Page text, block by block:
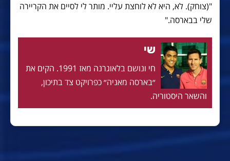
"(צוחק). לא, היא לא לוחצת עליי. מותר לי לסיים את הקריירה
שלי בבארסה."
שי
חי ונושם בלאוגרנה מאז 1991. הקים את
״בארסה מאניה״ כפרויקט צד בתיכון,
והשאר היסטוריה.